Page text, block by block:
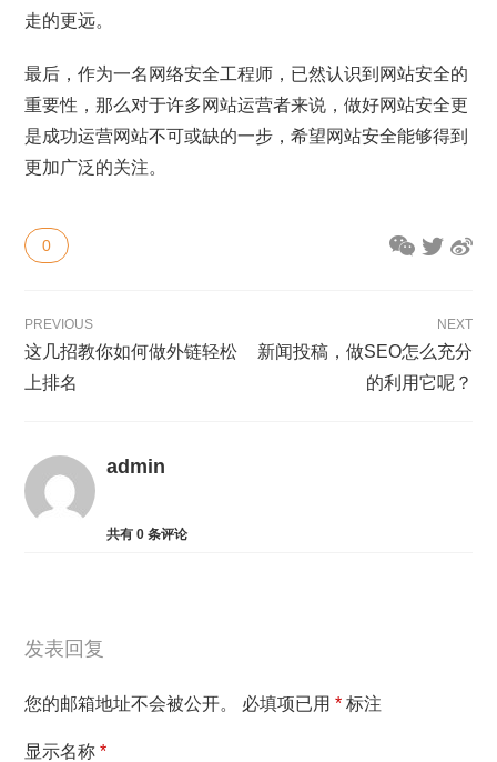
走的更远。
最后，作为一名网络安全工程师，已然认识到网站安全的
重要性，那么对于许多网站运营者来说，做好网站安全更
是成功运营网站不可或缺的一步，希望网站安全能够得到
更加广泛的关注。
0
PREVIOUS
这几招教你如何做外链轻松
上排名
NEXT
新闻投稿，做SEO怎么充分
的利用它呢？
admin
共有0 条评论
发表回复
您的邮箱地址不会被公开。 必填项已用* 标注
显示名称*